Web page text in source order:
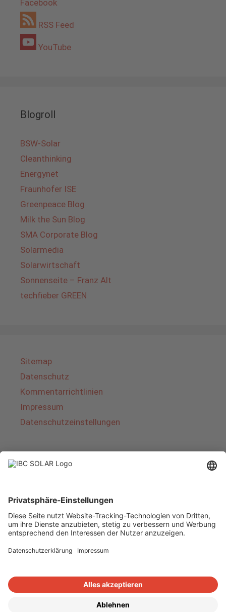
Facebook
RSS Feed
YouTube
Blogroll
BSW-Solar
Cleanthinking
Energynet
Fraunhofer ISE
Greenpeace Blog
Milk the Sun Blog
SMA Corporate Blog
Solarmedia
Solarwirtschaft
Sonnenseite – Franz Alt
techfieber GREEN
Sitemap
Datenschutz
Kommentarrichtlinien
Impressum
Datenschutzeinstellungen
Über IBC SOLAR
von Energielösungen und Dienstleistungen im
Bereich Photovoltaik und Speicher. Das
Unternehmen bietet Komplettsysteme an und
deckt das gesamte Spektrum von der Planung
bis zur schlüsselfertigen Übergabe von
Energielösungen für Eigenheime, Gewerbe und
Industrie sowie Solarparks.